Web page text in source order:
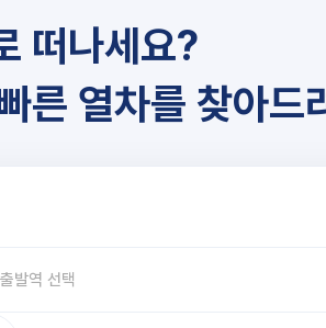
떠나세요?
른 열차를 찾아드
착역 선택
출발역 선택